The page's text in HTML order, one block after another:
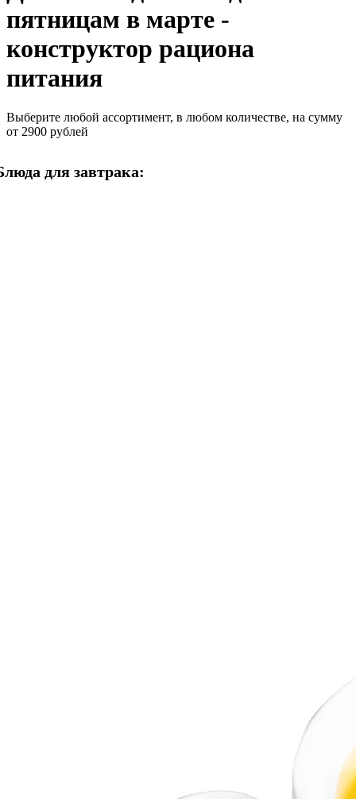
пятницам в марте -
конструктор рациона
питания
Выберите любой ассортимент, в любом количестве, на сумму
от 2900 рублей
для завтрака: